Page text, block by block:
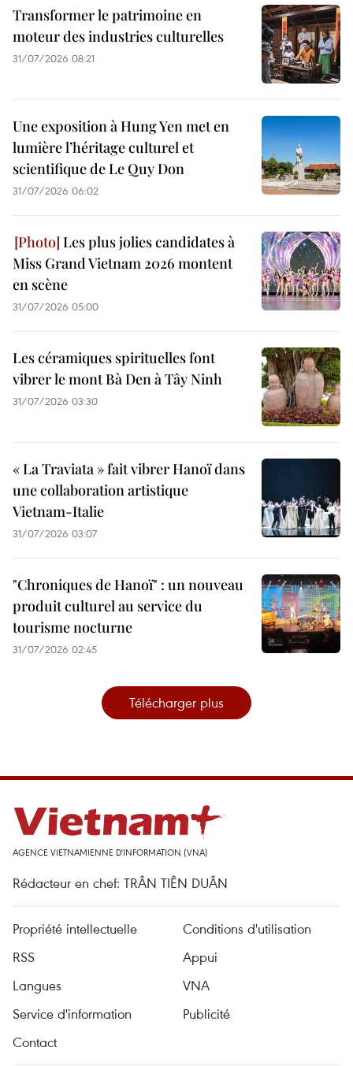
Transformer le patrimoine en
moteur des industries culturelles
31/07/2026 08:21
Une exposition à Hung Yen met en
lumière l’héritage culturel et
scientifique de Le Quy Don
31/07/2026 06:02
Les plus jolies candidates à
Miss Grand Vietnam 2026 montent
en scène
31/07/2026 05:00
Les céramiques spirituelles font
vibrer le mont Bà Den à Tây Ninh
31/07/2026 03:30
« La Traviata » fait vibrer Hanoï dans
une collaboration artistique
Vietnam-Italie
31/07/2026 03:07
"Chroniques de Hanoï" : un nouveau
produit culturel au service du
tourisme nocturne
31/07/2026 02:45
Télécharger plus
AGENCE VIETNAMIENNE D'INFORMATION (VNA)
Rédacteur en chef: TRÂN TIÊN DUÂN
Propriété intellectuelle
Conditions d'utilisation
RSS
Appui
Langues
VNA
Service d'information
Publicité
Contact